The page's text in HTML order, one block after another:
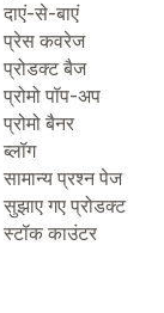
दाएं-से-बाएं
प्रेस कवरेज
प्रोडक्ट बैज
प्रोमो पॉप-अप
प्रोमो बैनर
ब्लॉग
सामान्य प्रश्न पेज
सुझाए गए प्रोडक्ट
स्टॉक काउंटर